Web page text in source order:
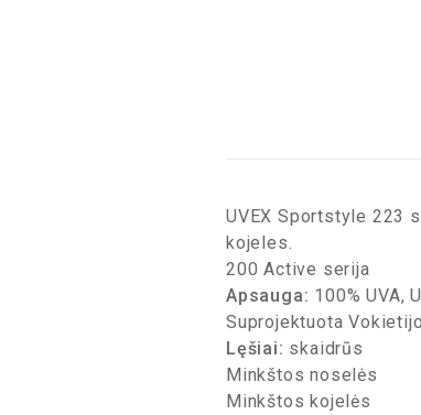
UVEX Sportstyle 223
kojeles.
200 Active serija
Apsauga: 100% UVA,
Suprojektuota
Lęšiai: skaidrūs
Minkštos noselės
Minkštos kojelės